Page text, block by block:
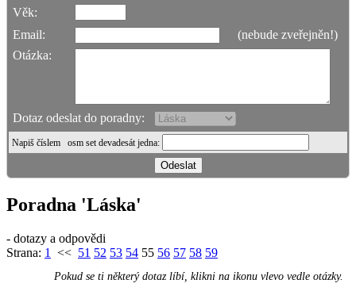
Věk:
Email:
(nebude zveřejněn!)
Otázka:
Dotaz odeslat do poradny:
Napiš číslem osm set devadesát jedna:
Poradna 'Láska'
- dotazy a odpovědi
Strana: 1 << 51 52 53 54 55 56 57 58 59
Pokud se ti některý dotaz líbí, klikni na ikonu vlevo vedle otázky.